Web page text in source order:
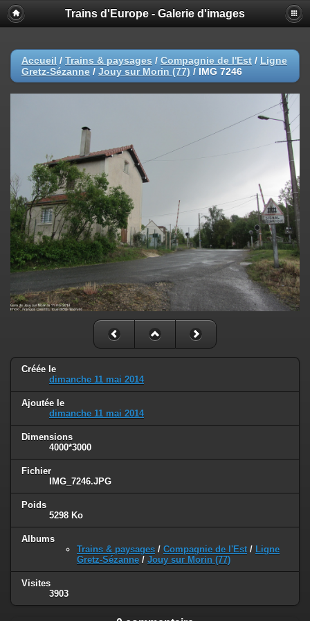
Trains d'Europe - Galerie d'images
Accueil / Trains & paysages / Compagnie de l'Est / Ligne
Gretz-Sézanne / Jouy sur Morin (77) / IMG 7246
Créée le
dimanche 11 mai 2014
Ajoutée le
dimanche 11 mai 2014
Dimensions
4000*3000
Fichier
IMG_7246.JPG
Poids
5298 Ko
Albums
Trains & paysages / Compagnie de l'Est / Ligne
Gretz-Sézanne / Jouy sur Morin (77)
Visites
3903